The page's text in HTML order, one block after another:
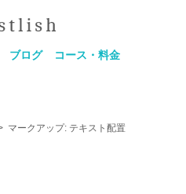
ブログ コース・料金
マークアップ: テキスト配置